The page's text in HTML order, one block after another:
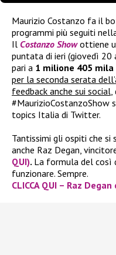
Maurizio Costanzo fa il
programmi più seguiti
Il Costanzo Showottiene
puntata di ieri (giovedì 20
pari a 1 milione 405
per la seconda serata
feedback anche sui social
#MaurizioCostanzoShow
topics Italia di Twitter.
Tantissimi gli ospiti che
anche Raz Degan,
QUI). La formula del così
funzionare. Sempre.
CLICCA QUI – Raz